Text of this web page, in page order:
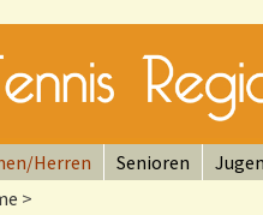
Herren Senioren
>